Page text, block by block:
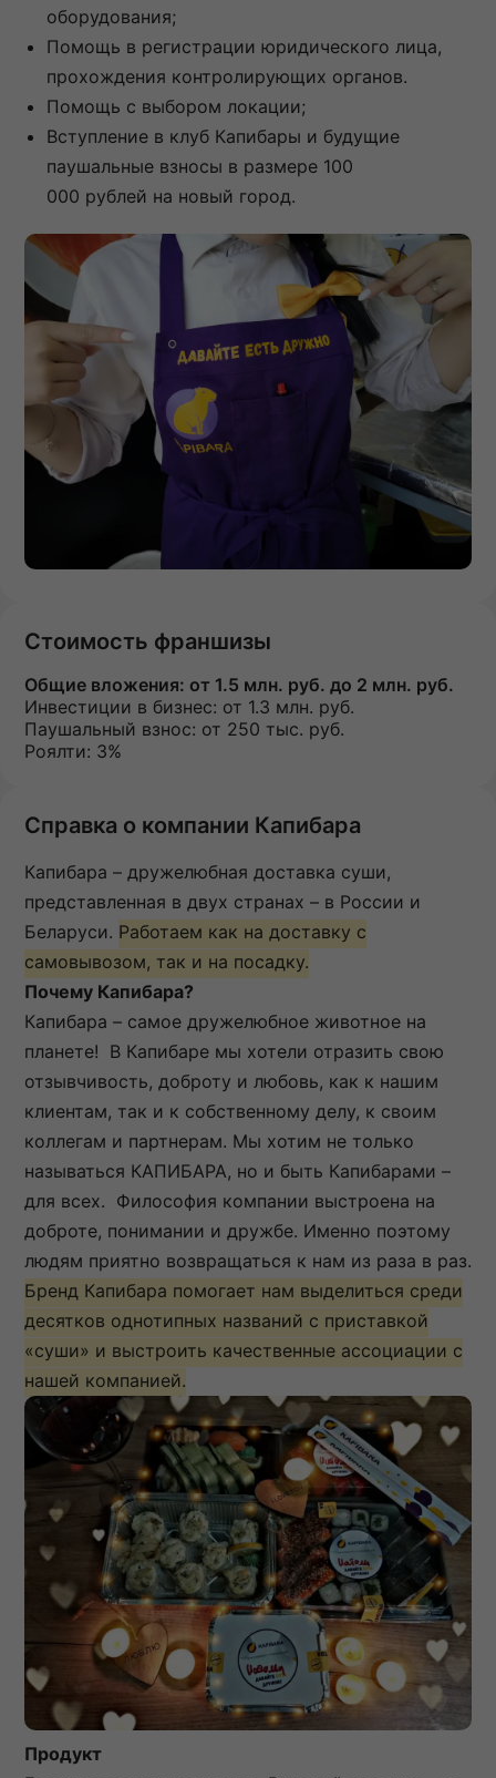
оборудования;
Помощь в регистрации юридического лица,
прохождения контролирующих органов.
Помощь с выбором локации;
Вступление в клуб Капибары и будущие
паушальные взносы в размере 100
000 рублей на новый город.
Стоимость франшизы
Общие вложения: от 1.5 млн. руб. до 2 млн. руб.
Инвестиции в бизнес: от 1.3 млн. руб.
Паушальный взнос: от 250 тыс. руб.
Роялти: 3%
Справка о компании Капибара
Капибара – дружелюбная доставка суши,
представленная в двух странах – в России и
Беларуси. Работаем как на доставку с
самовывозом, так и на посадку.
Почему Капибара?
Капибара – самое дружелюбное животное на
планете! В Капибаре мы хотели отразить свою
отзывчивость, доброту и любовь, как к нашим
клиентам, так и к собственному делу, к своим
коллегам и партнерам. Мы хотим не только
называться КАПИБАРА, но и быть Капибарами –
для всех. Философия компании выстроена на
доброте, понимании и дружбе. Именно поэтому
людям приятно возвращаться к нам из раза в раз.
Бренд Капибара помогает нам выделиться среди
десятков однотипных названий с приставкой
«суши» и выстроить качественные ассоциации с
нашей компанией.
Продукт